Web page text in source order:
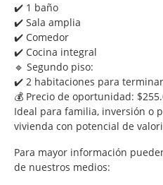
✔️ 1 baño
✔️ Sala amplia
✔️ Comedor
✔️ Cocina integral
🔹 Segundo piso:
✔️ 2 habitaciones para
💰 Precio de oportunidad:
Ideal para familia, inversión o
vivienda con potencial de
Para mayor información
de nuestros medios: